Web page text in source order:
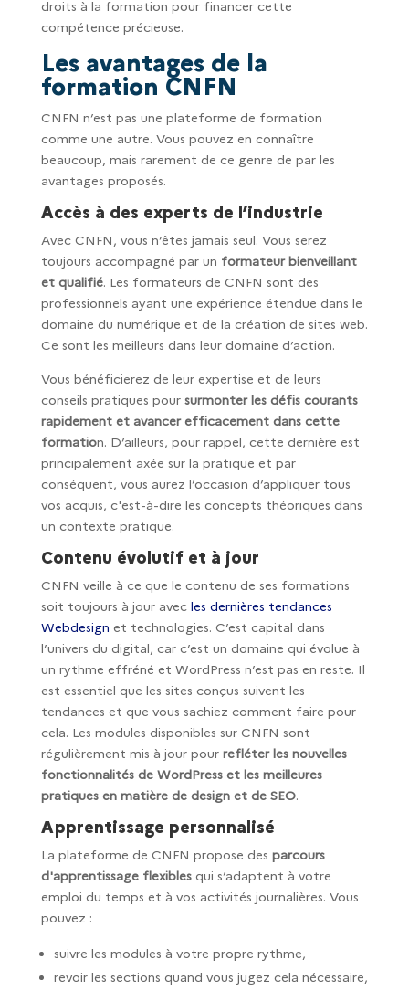
droits à la formation pour financer cette
compétence précieuse.
Les avantages de la
formation CNFN
CNFN n’est pas une plateforme de formation
comme une autre. Vous pouvez en connaître
beaucoup, mais rarement de ce genre de par les
avantages proposés.
Accès à des experts de l’industrie
Avec CNFN, vous n’êtes jamais seul. Vous serez
toujours accompagné par un formateur bienveillant
et qualifié. Les formateurs de CNFN sont des
professionnels ayant une expérience étendue dans le
domaine du numérique et de la création de sites web.
Ce sont les meilleurs dans leur domaine d’action.
Vous bénéficierez de leur expertise et de leurs
conseils pratiques pour surmonter les défis courants
rapidement et avancer efficacement dans cette
formation. D’ailleurs, pour rappel, cette dernière est
principalement axée sur la pratique et par
conséquent, vous aurez l’occasion d’appliquer tous
vos acquis, c'est-à-dire les concepts théoriques dans
un contexte pratique.
Contenu évolutif et à jour
CNFN veille à ce que le contenu de ses formations
soit toujours à jour avec les dernières tendances
Webdesign et technologies. C’est capital dans
l’univers du digital, car c’est un domaine qui évolue à
un rythme effréné et WordPress n’est pas en reste. Il
est essentiel que les sites conçus suivent les
tendances et que vous sachiez comment faire pour
cela. Les modules disponibles sur CNFN sont
régulièrement mis à jour pour refléter les nouvelles
fonctionnalités de WordPress et les meilleures
pratiques en matière de design et de SEO.
Apprentissage personnalisé
La plateforme de CNFN propose des parcours
d'apprentissage flexiblesqui s’adaptent à votre
emploi du temps et à vos activités journalières. Vous
pouvez :
suivre les modules à votre propre rythme,
revoir les sections quand vous jugez cela nécessaire,